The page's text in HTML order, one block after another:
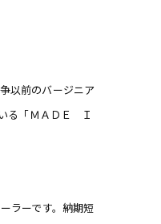
以前のバージニア
る「ＭＡＤＥ Ｉ
ラーです。納期短